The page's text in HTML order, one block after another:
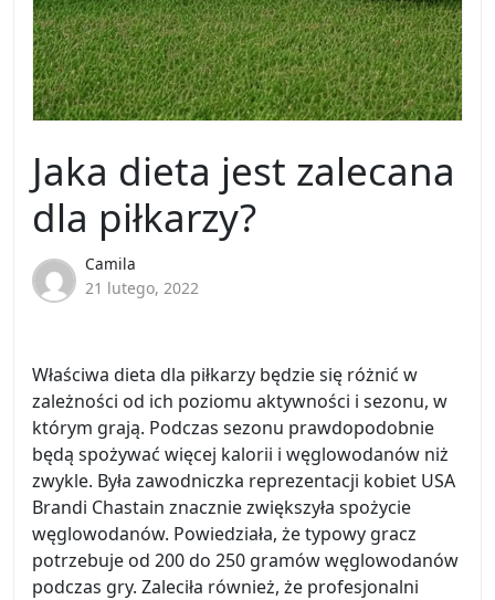
Jaka dieta jest zalecana
dla piłkarzy?
Camila
21 lutego, 2022
Właściwa dieta dla piłkarzy będzie się różnić w
zależności od ich poziomu aktywności i sezonu, w
którym grają. Podczas sezonu prawdopodobnie
będą spożywać więcej kalorii i węglowodanów niż
zwykle. Była zawodniczka reprezentacji kobiet USA
Brandi Chastain znacznie zwiększyła spożycie
węglowodanów. Powiedziała, że typowy gracz
potrzebuje od 200 do 250 gramów węglowodanów
podczas gry. Zaleciła również, że profesjonalni